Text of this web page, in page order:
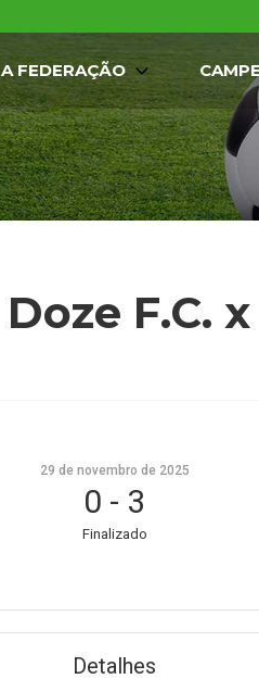
A FEDERAÇÃO
Doze F.C.
29 de novembro de 2025
0 - 3
Finalizado
Detalhes